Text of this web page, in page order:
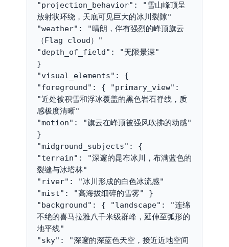
"projection_behavior": "雪山峰顶呈
放射状环绕，天底可见巨大的冰川裂隙"
"weather": "晴朗，伴有强烈的峰顶旗云
（Flag cloud）"
"depth_of_field": "无限景深"
}
"visual_elements": {
"foreground": { "primary_view":
"近处被积雪和浮冰覆盖的黑色岩石脊线，质
感极度清晰"
"motion": "旗云在峰顶被强风吹拂的动感"
}
"midground_subjects": {
"terrain": "深邃的昆布冰川，布满蓝色的
裂缝与冰塔林"
"river": "冰川形成的白色冰流感"
"mist": "高海拔细碎的雪雾" }
"background": { "landscape": "连绵
不绝的喜马拉雅八千米级群峰，延伸至弧形的
地平线"
"sky": "深邃的深蓝色天空，接近近地空间